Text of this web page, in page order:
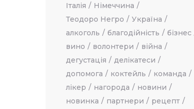
Італія
Німеччина
Теодоро Негро
Україна
алкоголь
благодійність
бізнес
вино
волонтери
війна
дегустація
делікатеси
допомога
коктейль
команда
лікер
нагорода
новини
новинка
партнери
рецепт